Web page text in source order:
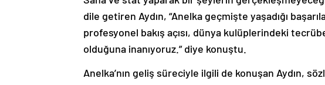
dile getiren Aydın, “Anelka geçmişte yaşadığı
profesyonel bakış açısı, dünya kulüplerindeki
olduğuna inanıyoruz.” diye konuştu.
Anelka’nın geliş süreciyle ilgili de konuşan Aydın,